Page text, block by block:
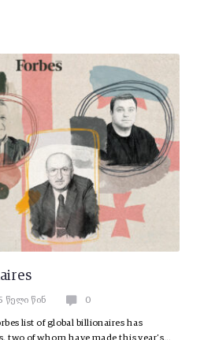
წელი წინ 0
list of global billionaires has